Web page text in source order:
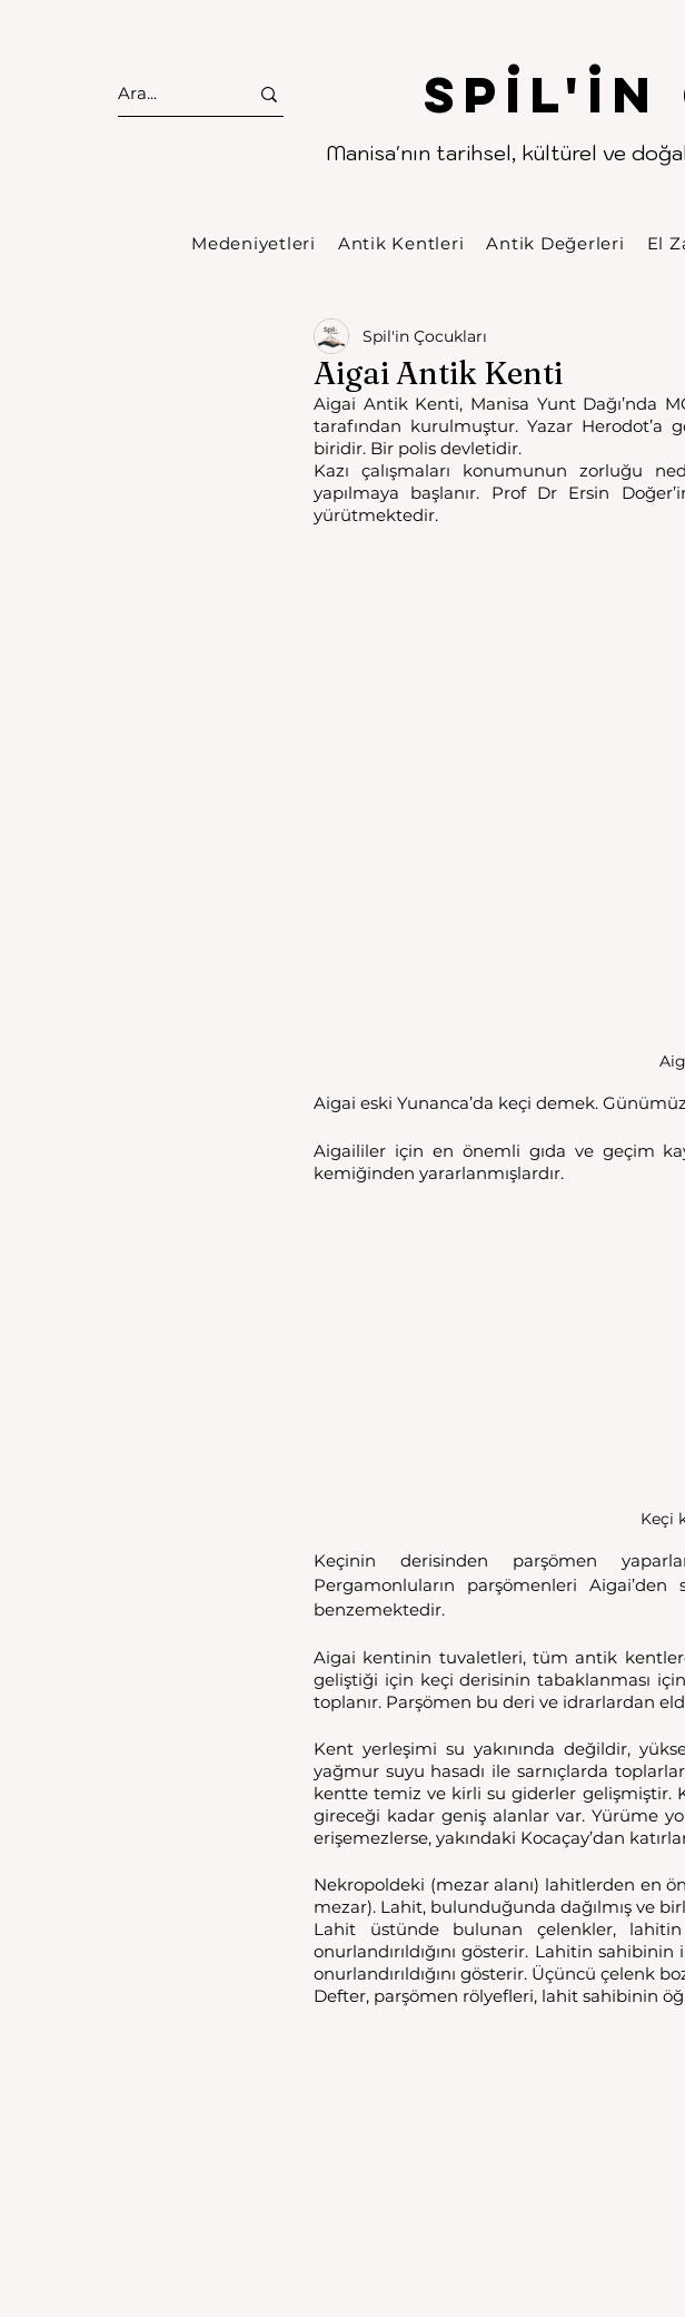
Spıl'in
Manisa'nın tarihsel, kültürel ve
. .
Medeniyetleri Antik Kentleri Antik Değerleri El
Aigai Antik Kenti
Spil'in Çocukları
Aigai Antik Kenti, Manisa Yunt Dağı’nda
tarafından kurulmuştur. Yazar Herodot’a
biridir. Bir polis devletidir.
Kazı çalışmaları konumunun zorluğu
yapılmaya başlanır. Prof Dr Ersin
yürütmektedir.
Aigai eski Yunanca’da keçi demek.
Aigaililer için en önemli gıda ve geçim
kemiğinden yararlanmışlardır.
Keçi
Keçinin derisinden parşömen
Pergamonluların parşömenleri Aigai’den
benzemektedir.
Aigai kentinin tuvaletleri, tüm antik
geliştiği için keçi derisinin tabaklanması
toplanır. Parşömen bu deri ve idrarlardan
Kent yerleşimi su yakınında değildir,
yağmur suyu hasadı ile sarnıçlarda
kentte temiz ve kirli su giderler gelişmiştir.
gireceği kadar geniş alanlar var. Yürüme
erişemezlerse, yakındaki Kocaçay’dan
Nekropoldeki (mezar alanı) lahitlerden en
mezar). Lahit, bulunduğunda dağılmış ve
Lahit üstünde bulunan çelenkler,
onurlandırıldığını gösterir. Lahitin
onurlandırıldığını gösterir. Üçüncü çelenk
Defter, parşömen rölyefleri, lahit sahibinin